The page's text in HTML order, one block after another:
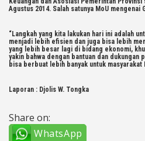
Agustus 2014. Salah satunya MoU mengenai
“Langkah yang kita lakukan hari ini adalah
menjadi lebih efisien dan juga bisa lebih
yang lebih besar lagi di bidang ekonomi,
yakin bahwa dengan bantuan dan dukungan
bisa berbuat lebih banyak untuk masyarakat
Laporan : Djolis W. Tongka
Share on:
WhatsApp